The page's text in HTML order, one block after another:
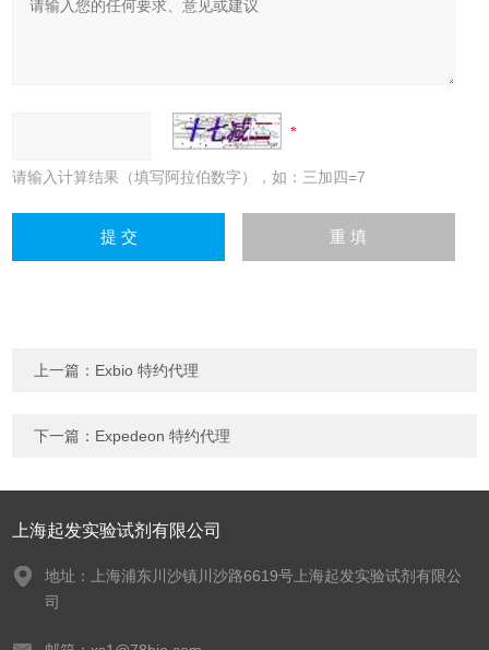
请输入计算结果（填写阿拉伯数字），如：三加四=7
上一篇： Exbio 特约代理
下一篇： Expedeon 特约代理
上海起发实验试剂有限公司
地址：上海浦东川沙镇川沙路6619号上海起发实验试剂有限公
司